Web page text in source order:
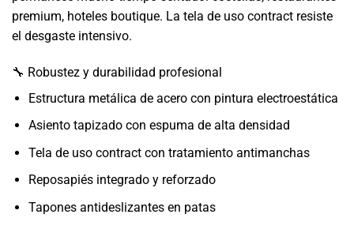
premium, hoteles boutique. La tela de uso contract resiste
el desgaste intensivo.
🔧 Robustez y durabilidad profesional
Estructura metálica de acero con pintura electroestática
Asiento tapizado con espuma de alta densidad
Tela de uso contract con tratamiento antimanchas
Reposapiés integrado y reforzado
Tapones antideslizantes en patas